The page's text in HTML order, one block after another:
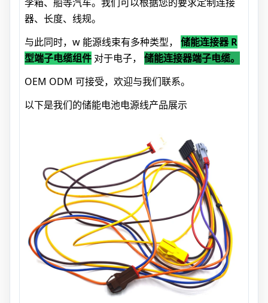
李箱、船等汽车。我们可以根据您的要求定制连接
器、长度、线规。
与此同时，w 能源线束有多种类型，
储能连接器 R
型端子电缆组件 对于电子， 储能连接器端子电缆。
OEM ODM 可接受，欢迎与我们联系。
以下是我们的储能电池电源线产品展示